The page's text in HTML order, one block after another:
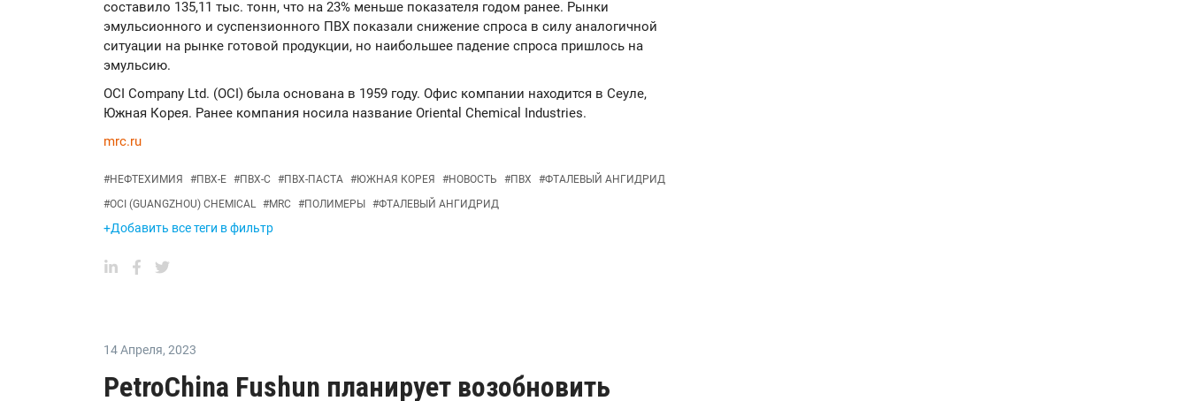
составило 135,11 тыс. тонн, что на 23% меньше показателя годом ранее. Рынки
эмульсионного и суспензионного ПВХ показали снижение спроса в силу аналогичной
ситуации на рынке готовой продукции, но наибольшее падение спроса пришлось на
эмульсию.
OCI Company Ltd. (OCI) была основана в 1959 году. Офис компании находится в Сеуле,
Южная Корея. Ранее компания носила название Oriental Chemical Industries.
mrc.ru
#НЕФТЕХИМИЯ #ПВХ-Е #ПВХ-С #ПВХ-ПАСТА #ЮЖНАЯ КОРЕЯ #НОВОСТЬ #ПВХ #ФТАЛЕВЫЙ АНГИДРИД
#OCI (GUANGZHOU) CHEMICAL #MRC #ПОЛИМЕРЫ #ФТАЛЕВЫЙ АНГИДРИД
+Добавить все теги в фильтр
14 Апреля, 2023
PetroChina Fushun планирует возобновить